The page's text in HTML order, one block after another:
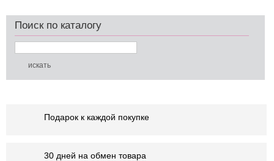
Поиск по каталогу
Подарок к каждой покупке
30 дней на обмен товара